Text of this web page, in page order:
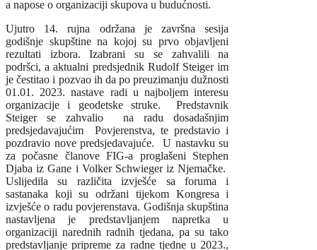
a napose o organizaciji skupova u budućnosti.
Ujutro 14. rujna održana je završna sesija
godišnje skupštine na kojoj su prvo objavljeni
rezultati izbora. Izabrani su se zahvalili na
podršci, a aktualni predsjednik Rudolf Steiger im
je čestitao i pozvao ih da po preuzimanju dužnosti
01.01. 2023. nastave radi u najboljem interesu
organizacije i geodetske struke. Predstavnik
Steiger se zahvalio na radu dosadašnjim
predsjedavajućim Povjerenstva, te predstavio i
pozdravio nove predsjedavajuće. U nastavku su
za počasne članove FIG-a proglašeni Stephen
Djaba iz Gane i Volker Schwieger iz Njemačke.
Uslijedila su različita izvješće sa foruma i
sastanaka koji su održani tijekom Kongresa i
izvješće o radu povjerenstava. Godišnja skupština
nastavljena je predstavljanjem napretka u
organizaciji narednih radnih tjedana, pa su tako
predstavljanje pripreme za radne tjedne u 2023.,